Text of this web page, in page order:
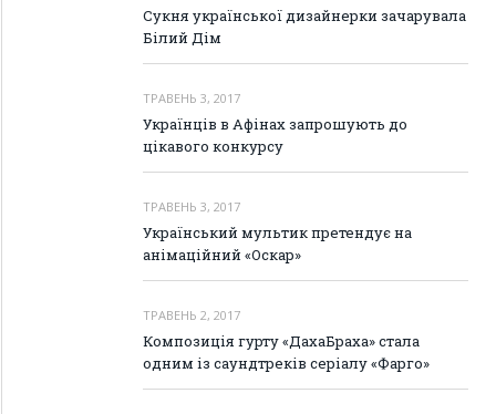
Сукня української дизайнерки зачарувала
Білий Дім
ТРАВЕНЬ 3, 2017
Українців в Афінах запрошують до
цікавого конкурсу
ТРАВЕНЬ 3, 2017
Український мультик претендує на
анімаційний «Оскар»
ТРАВЕНЬ 2, 2017
Композиція гурту «ДахаБраха» стала
одним із саундтреків серіалу «Фарго»